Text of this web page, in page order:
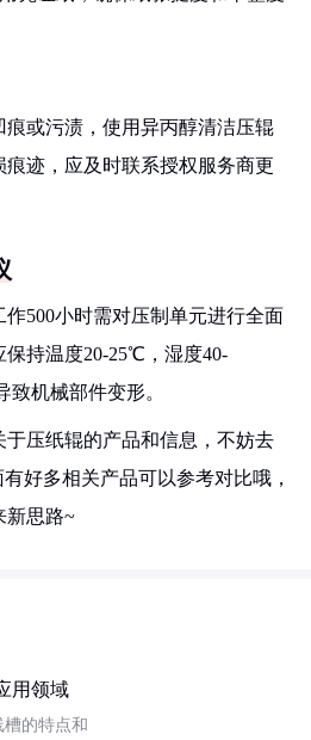
或污渍，使用异丙醇清洁压辊
迹，应及时联系授权服务商更
500小时需对压制单元进行全面
持温度20-25℃，湿度40-
致机械部件变形。
压纸辊的产品和信息，不妨去
好多相关产品可以参考对比哦，
新思路~
用领域
的特点和